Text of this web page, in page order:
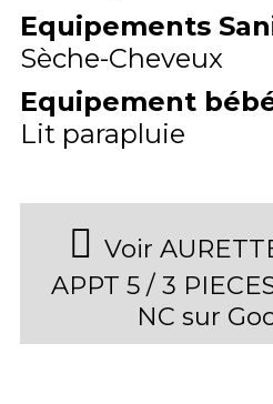
Equipements
Sèche-Cheveux
Equipement
Lit parapluie
Voir
APPT 5 / 3
NC sur